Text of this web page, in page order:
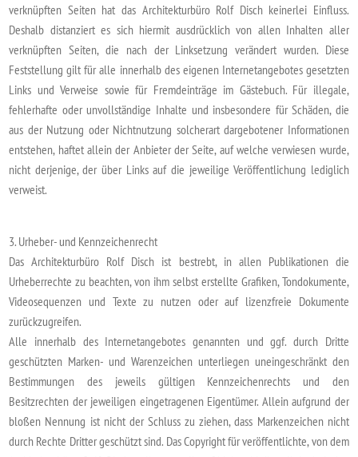
verknüpften Seiten hat das Architekturbüro Rolf Disch keinerlei Einfluss.
Deshalb distanziert es sich hiermit ausdrücklich von allen Inhalten aller
verknüpften Seiten, die nach der Linksetzung verändert wurden. Diese
Feststellung gilt für alle innerhalb des eigenen Internetangebotes gesetzten
Links und Verweise sowie für Fremdeinträge im Gästebuch. Für illegale,
fehlerhafte oder unvollständige Inhalte und insbesondere für Schäden, die
aus der Nutzung oder Nichtnutzung solcherart dargebotener Informationen
entstehen, haftet allein der Anbieter der Seite, auf welche verwiesen wurde,
nicht derjenige, der über Links auf die jeweilige Veröffentlichung lediglich
verweist.
3. Urheber- und Kennzeichenrecht
Das Architekturbüro Rolf Disch ist bestrebt, in allen Publikationen die
Urheberrechte zu beachten, von ihm selbst erstellte Grafiken, Tondokumente,
Videosequenzen und Texte zu nutzen oder auf lizenzfreie Dokumente
zurückzugreifen.
Alle innerhalb des Internetangebotes genannten und ggf. durch Dritte
geschützten Marken- und Warenzeichen unterliegen uneingeschränkt den
Bestimmungen des jeweils gültigen Kennzeichenrechts und den
Besitzrechten der jeweiligen eingetragenen Eigentümer. Allein aufgrund der
bloßen Nennung ist nicht der Schluss zu ziehen, dass Markenzeichen nicht
durch Rechte Dritter geschützt sind. Das Copyright für veröffentlichte, von dem